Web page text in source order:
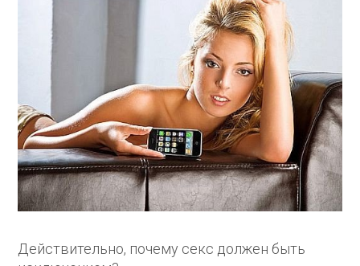
Действительно, почему секс должен быть